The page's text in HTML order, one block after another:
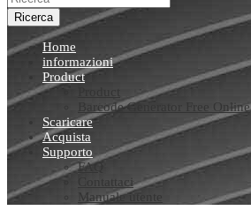
Ricerca
Home
informazioni
Product
Barcode Generator Free Online
Scaricare
Acquista
Supporto
FAQ
Contattaci
Manuale utente